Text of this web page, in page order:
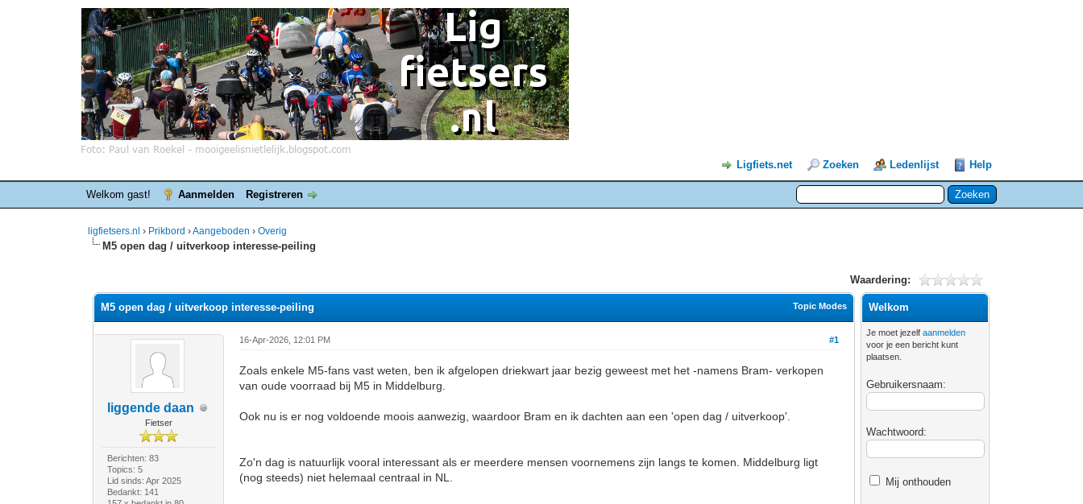
Ligfiets.net Zoeken Ledenlijst Help
Welkom gast! Aanmelden Registreren
ligfietsers.nl › Prikbord ›Aangeboden ›Overig
M5 open dag / uitverkoop interesse-peiling
Waardering:
Topic Modes
M5 open dag / uitverkoop interesse-peiling
liggende daan
Fietser
Berichten: 83
Topics: 5
Lid sinds: Apr 2025
Bedankt: 141
#1
16-Apr-2026, 12:01 PM
Zoals enkele M5-fans vast weten, ben ik afgelopen driekwart jaar bezig geweest met het -namens Bram- verkopen
van oude voorraad bij M5 in Middelburg.
Ook nu is er nog voldoende moois aanwezig, waardoor Bram en ik dachten aan een 'open dag / uitverkoop'.
Zo'n dag is natuurlijk vooral interessant als er meerdere mensen voornemens zijn langs te komen. Middelburg ligt
(nog steeds) niet helemaal centraal in NL.
Welkom
Je moet jezelfaanmelden
voor je een bericht kunt
plaatsen.
Gebruikersnaam:
Wachtwoord:
Mij onthouden